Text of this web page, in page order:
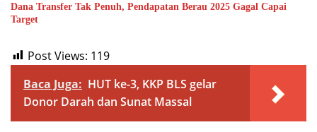
Dana Transfer Tak Penuh, Pendapatan Berau 2025 Gagal Capai
Target
Post Views: 119
Baca Juga: HUT ke-3, KKP BLS gelar
Donor Darah dan Sunat Massal